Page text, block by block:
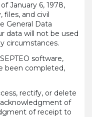
ofJanuary 6, 1978,
, files, and civil
General Data
data will not be used
circumstances.
SEPTEO software,
been completed,
, rectify, or delete
acknowledgment of
of receipt to